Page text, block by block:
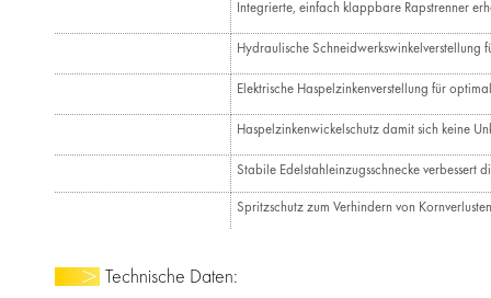
Integrierte, einfach klappbare Rapstrenner
Hydraulische Schneidwerkswinkelverstellung
Elektrische Haspelzinkenverstellung für
Haspelzinkenwickelschutz damit sich keine
Stabile Edelstahleinzugsschnecke
Spritzschutz zum Verhindern von
Technische Daten: